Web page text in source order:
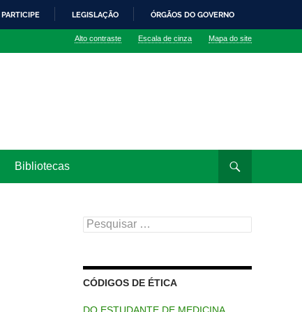
PARTICIPE LEGISLAÇÃO ÓRGÃOS DO GOVERNO
Alto contraste Escala de cinza Mapa do site
Bibliotecas
Pesquisar
por:
CÓDIGOS DE ÉTICA
DO ESTUDANTE DE MEDICINA